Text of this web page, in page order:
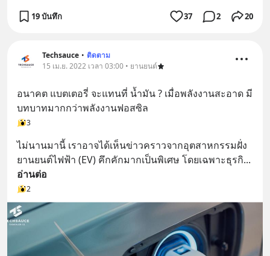
19 บันทึก 37 2 20
Techsauce • ติดตาม
15 เม.ย. 2022 เวลา 03:00 • ยานยนต์
อนาคต แบตเตอรี่ จะแทนที่ น้ำมัน ? เมื่อพลังงานสะอาด มี
บทบาทมากกว่าพลังงานฟอสซิล
3
ไม่นานมานี้ เราอาจได้เห็นข่าวคราวจากอุตสาหกรรมฝั่ง
ยานยนต์ไฟฟ้า (EV) คึกคักมากเป็นพิเศษ โดยเฉพาะธุรกิ
อ่านต่อ
2